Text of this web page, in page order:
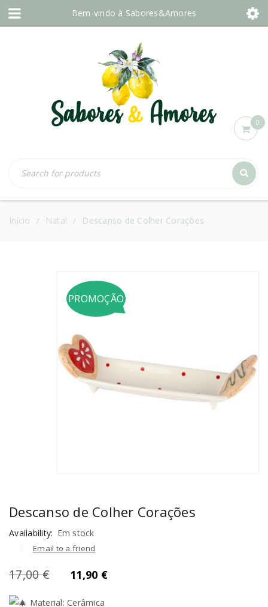
Bem-vindo à Sabores&Amores
0
Início / Natal / Descanso de Colher Corações
PROMOÇÃO
Descanso de Colher Corações
Availability: Em stock
Email to a friend
17,00€ 11,90 €
Material: Cerâmica